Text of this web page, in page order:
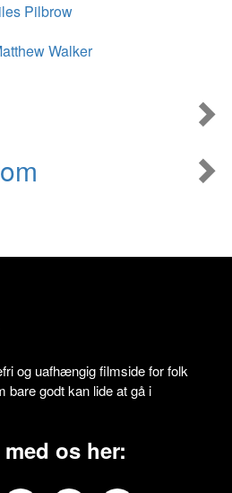
Pilbrow
Walker
og uafhængig filmside for folk
bare godt kan lide at gå i
os her: